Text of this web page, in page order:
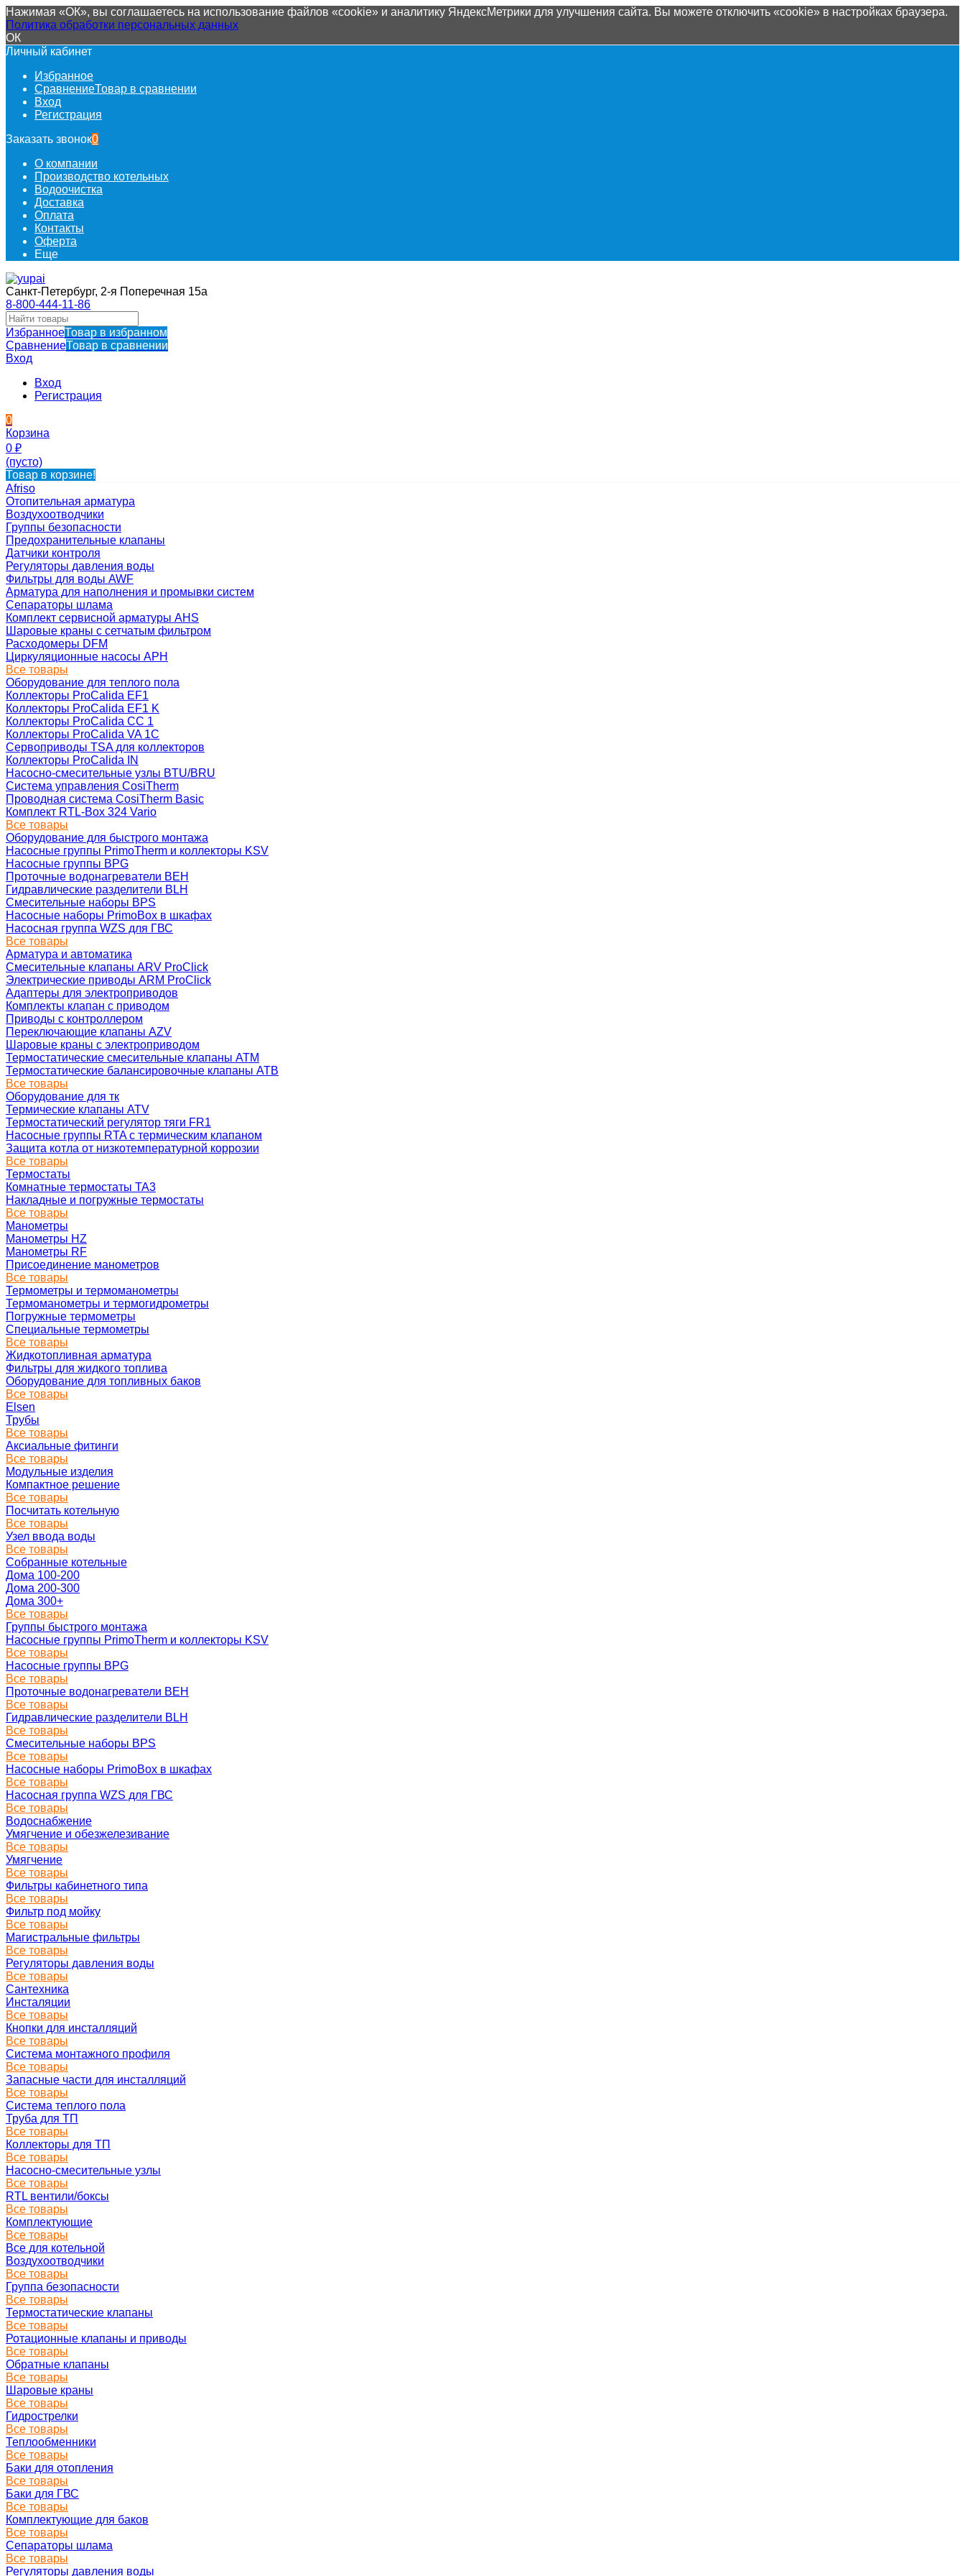
Нажимая «ОК», вы соглашаетесь на использование файлов «cookie» и аналитику ЯндексМетрики для улучшения сайта. Вы можете отключить «cookie» в настройках браузера.
Политика обработки персональных данных
ОК
Личный кабинет
Избранное
СравнениеТовар в сравнении
Вход
Регистрация
Заказать звонок0
О компании
Производство котельных
Водоочистка
Доставка
Оплата
Контакты
Оферта
Еще
Санкт-Петербург, 2-я Поперечная 15а
8-800-444-11-86
ИзбранноеТовар в избранном
СравнениеТовар в сравнении
Вход
Вход
Регистрация
0
Корзина
0 ₽
(пусто)
Товар в корзине!
Afriso
Отопительная арматура
Воздухоотводчики
Группы безопасности
Предохранительные клапаны
Датчики контроля
Регуляторы давления воды
Фильтры для воды AWF
Арматура для наполнения и промывки систем
Сепараторы шлама
Комплект сервисной арматуры AHS
Шаровые краны с сетчатым фильтром
Расходомеры DFM
Циркуляционные насосы APH
Все товары
Оборудование для теплого пола
Коллекторы ProCalida EF1
Коллекторы ProCalida EF1 K
Коллекторы ProCalida CC 1
Коллекторы ProCalida VA 1C
Сервоприводы TSA для коллекторов
Коллекторы ProCalida IN
Насосно-смесительные узлы BTU/BRU
Система управления CosiTherm
Проводная система CosiTherm Basic
Комплект RTL‑Box 324 Vario
Все товары
Оборудование для быстрого монтажа
Насосные группы PrimoTherm и коллекторы KSV
Насосные группы BPG
Проточные водонагреватели BEH
Гидравлические разделители BLH
Смесительные наборы BPS
Насосные наборы PrimoBox в шкафах
Насосная группа WZS для ГВС
Все товары
Арматура и автоматика
Смесительные клапаны ARV ProClick
Электрические приводы ARM ProClick
Адаптеры для электроприводов
Комплекты клапан с приводом
Приводы с контроллером
Переключающие клапаны AZV
Шаровые краны с электроприводом
Термостатические смесительные клапаны ATM
Термостатические балансировочные клапаны ATB
Все товары
Оборудование для тк
Термические клапаны ATV
Термостатический регулятор тяги FR1
Насосные группы RTA с термическим клапаном
Защита котла от низкотемпературной коррозии
Все товары
Термостаты
Комнатные термостаты TA3
Накладные и погружные термостаты
Все товары
Манометры
Манометры HZ
Манометры RF
Присоединение манометров
Все товары
Термометры и термоманометры
Термоманометры и термогидрометры
Погружные термометры
Специальные термометры
Все товары
Жидкотопливная арматура
Фильтры для жидкого топлива
Оборудование для топливных баков
Все товары
Elsen
Трубы
Все товары
Аксиальные фитинги
Все товары
Модульные изделия
Компактное решение
Все товары
Посчитать котельную
Все товары
Узел ввода воды
Все товары
Собранные котельные
Дома 100-200
Дома 200-300
Дома 300+
Все товары
Группы быстрого монтажа
Насосные группы PrimoTherm и коллекторы KSV
Все товары
Насосные группы BPG
Все товары
Проточные водонагреватели BEH
Все товары
Гидравлические разделители BLH
Все товары
Смесительные наборы BPS
Все товары
Насосные наборы PrimoBox в шкафах
Все товары
Насосная группа WZS для ГВС
Все товары
Водоснабжение
Умягчение и обезжелезивание
Все товары
Умягчение
Все товары
Фильтры кабинетного типа
Все товары
Фильтр под мойку
Все товары
Магистральные фильтры
Все товары
Регуляторы давления воды
Все товары
Сантехника
Инсталяции
Все товары
Кнопки для инсталляций
Все товары
Система монтажного профиля
Все товары
Запасные части для инсталляций
Все товары
Система теплого пола
Труба для ТП
Все товары
Коллекторы для ТП
Все товары
Насосно-смесительные узлы
Все товары
RTL вентили/боксы
Все товары
Комплектующие
Все товары
Все для котельной
Воздухоотводчики
Все товары
Группа безопасности
Все товары
Термостатические клапаны
Все товары
Ротационные клапаны и приводы
Все товары
Обратные клапаны
Все товары
Шаровые краны
Все товары
Гидрострелки
Все товары
Теплообменники
Все товары
Баки для отопления
Все товары
Баки для ГВС
Все товары
Комплектующие для баков
Все товары
Сепараторы шлама
Все товары
Регуляторы давления воды